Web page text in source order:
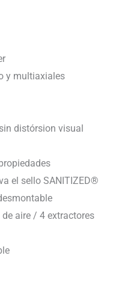
y multiaxiales
distórsion visual
el sello SANITIZED®
aire / 4 extractores